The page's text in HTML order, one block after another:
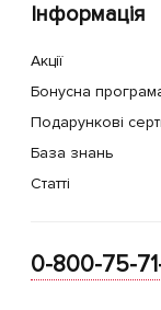
Інформація
Акції
Бонусна
Подарункові
База знань
Статті
0-800-75-